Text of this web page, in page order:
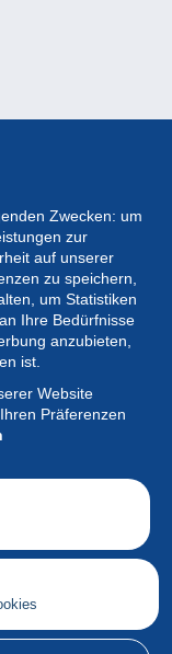
Zwecken: um
zur
auf unserer
zu speichern,
um Statistiken
Ihre Bedürfnisse
anzubieten,
ist.
Website
Präferenzen
Deutsch